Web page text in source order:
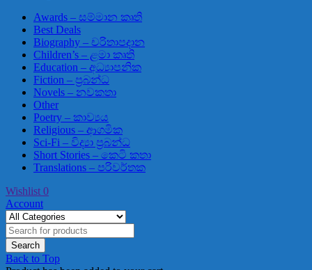
Awards – සම්මාන කෘති
Best Deals
Biography – චරිතාපදාන
Children’s – ළමා කෘති
Education – අධ්‍යාපනික
Fiction – ප්‍රබන්ධ
Novels – නවකතා
Other
Poetry – කාව්‍යය
Religious – ආගමික
Sci-Fi – විද්‍යා ප්‍රබන්ධ
Short Stories – කෙටි කතා
Translations – පරිවර්තක
Wishlist 0
Account
Back to Top